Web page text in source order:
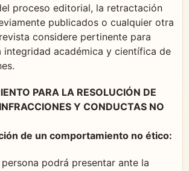
proceso editorial, la retractación
publicados o cualquier otra
considere pertinente para
integridad académica y científica de
PARA LA RESOLUCIÓN DE
Y CONDUCTAS NO
de un comportamiento no ético:
podrá presentar ante la